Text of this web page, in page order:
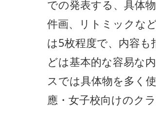
での発表する、具体
件画、リトミックな
は5枚程度で、内容
どは基本的な容易な
スでは具体物を多く
應・女子校向けのク